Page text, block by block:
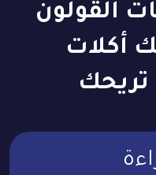
القولون
أكلات